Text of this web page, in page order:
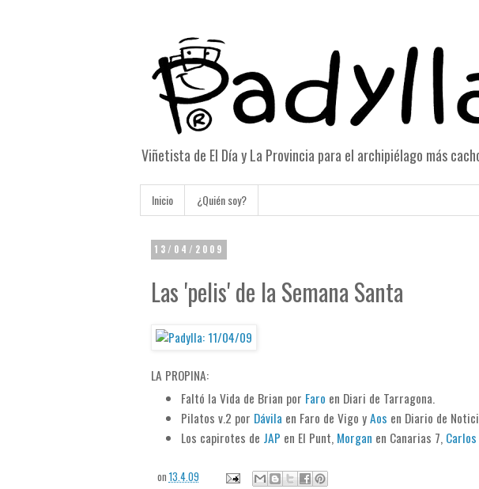
Viñetista de El Día y La Provincia para el archipiélago más
Inicio ¿Quién soy?
13/04/2009
Las 'pelis' de la Semana Santa
LA PROPINA:
Faltó la Vida de Brian por Faro en Diari de Tarragona.
Pilatos v.2 por Dávila en Faro de Vigo yAos en Diario de
Los capirotes de JAP en El Punt, Morgan en Canarias 7, Carlos
on 13.4.09